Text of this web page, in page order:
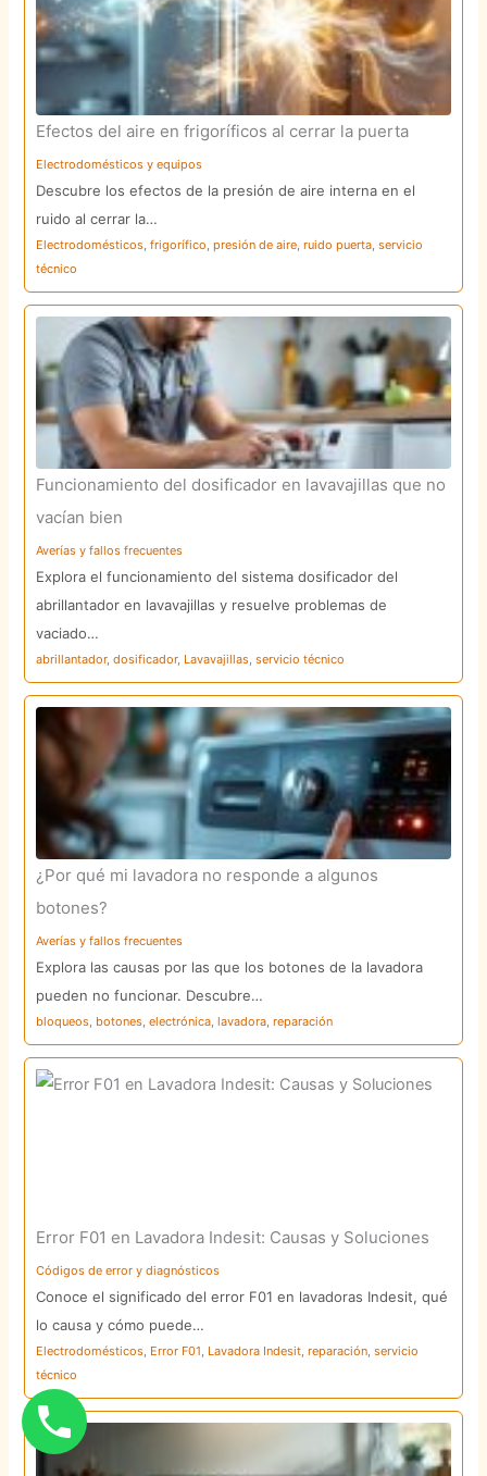
Efectos del aire en frigoríficos al cerrar la puerta
Electrodomésticos y equipos
Descubre los efectos de la presión de aire interna en el
ruido al cerrar la…
Electrodomésticos,frigorífico,presión de aire,ruido puerta,servicio
técnico
Funcionamiento del dosificador en lavavajillas que no
vacían bien
Averías y fallos frecuentes
Explora el funcionamiento del sistema dosificador del
abrillantador en lavavajillas y resuelve problemas de
vaciado…
abrillantador,dosificador, Lavavajillas,servicio técnico
¿Por qué mi lavadora no responde a algunos
botones?
Averías y fallos frecuentes
Explora las causas por las que los botones de la lavadora
pueden no funcionar. Descubre…
bloqueos, botones,electrónica,lavadora,reparación
Error F01 en Lavadora Indesit: Causas y Soluciones
Códigos de error y diagnósticos
Conoce el significado del error F01 en lavadoras Indesit, qué
lo causa y cómo puede…
Electrodomésticos, Error F01, Lavadora Indesit,reparación,servicio
técnico